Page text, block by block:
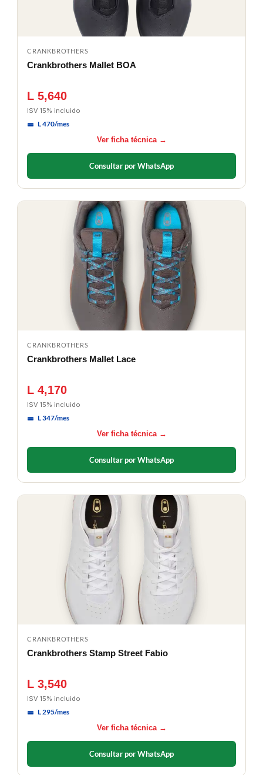
CRANKBROTHERS
Crankbrothers Mallet BOA
L 5,640
ISV 15% incluido
L 470/mes
Ver ficha técnica →
Consultar por WhatsApp
CRANKBROTHERS
Crankbrothers Mallet Lace
L 4,170
ISV 15% incluido
L 347/mes
Ver ficha técnica →
Consultar por WhatsApp
CRANKBROTHERS
Crankbrothers Stamp Street Fabio
L 3,540
ISV 15% incluido
L 295/mes
Ver ficha técnica →
Consultar por WhatsApp